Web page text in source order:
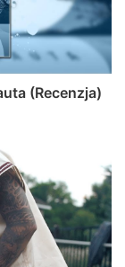
(Recenzja)